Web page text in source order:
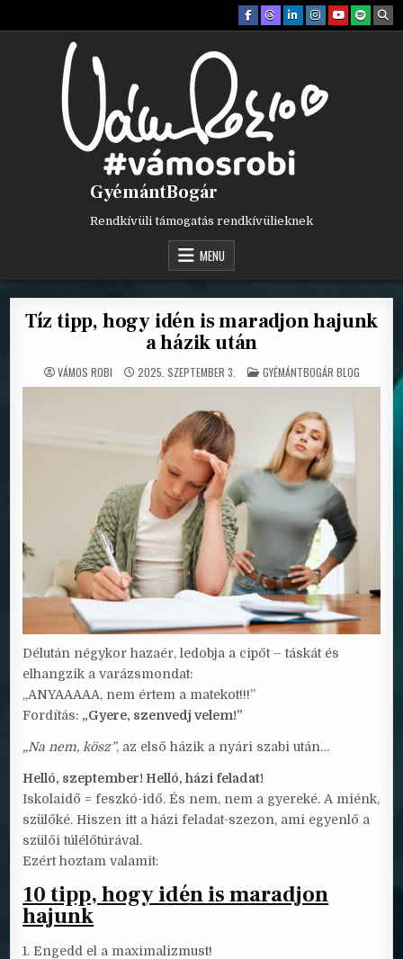
GyémántBogár
Rendkívüli támogatás rendkívülieknek
MENU
Tíz tipp, hogy idén is maradjon hajunk
a házik után
VÁMOS ROBI 2025. SZEPTEMBER 3. POSTED
IN
GYÉMÁNTBOGÁR BLOG
Délután négykor hazaér, ledobja a cipőt – táskát és
elhangzik a varázsmondat:
„ANYAAAAA, nem értem a matekot!!!”
Fordítás: „Gyere, szenvedj velem!”
„Na nem, kösz”, az első házik a nyári szabi után…
Helló, szeptember! Helló, házi feladat!
Iskolaidő = feszkó-idő. És nem, nem a gyereké. A miénk,
szülőké. Hiszen itt a házi feladat-szezon, ami egyenlő a
szülői túlélőtúrával.
Ezért hoztam valamit:
10 tipp, hogy idén is maradjon
hajunk
1. Engedd el a maximalizmust!